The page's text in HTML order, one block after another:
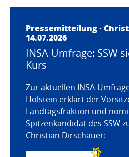
Pressemitteilung ·
14.07.2026
INSA-Umfrage: SSW
Kurs
Zur aktuellen INSA-
Holstein erklärt der
Landtagsfraktion und
Spitzenkandidat des SSW
Christian Dirschauer: